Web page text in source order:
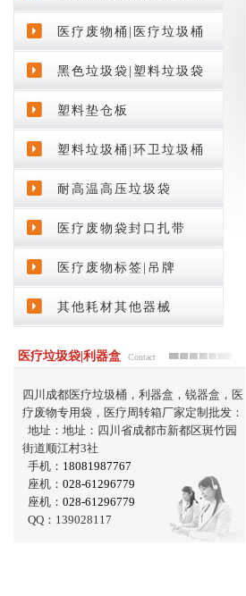
医疗废物桶|医疗垃圾桶
黑色垃圾袋|塑料垃圾袋
塑料垫仓板
塑料垃圾桶|环卫垃圾桶
耐高温高压垃圾袋
医疗废物袋封口扎带
医疗废物标签|吊牌
其他耗材其他器械
医疗垃圾袋|利器盒 Contact
四川成都医疗垃圾桶，利器盒，锐器盒，医
疗废物专用袋，医疗周转箱厂家定制批发：
地址：地址：四川省成都市新都区斑竹园
街道顺江村3社
手机： 18081987767
座机： 028-61296779
座机： 028-61296779
QQ：139028117